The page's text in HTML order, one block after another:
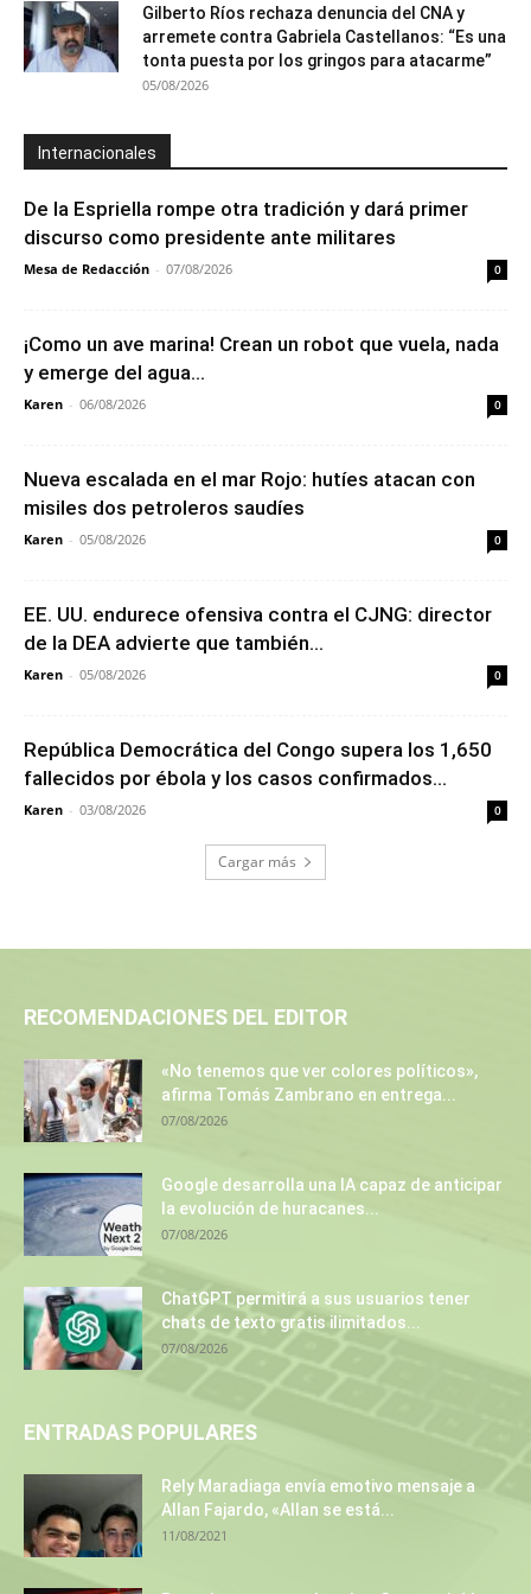
Gilberto Ríos rechaza denuncia del CNA y
arremete contra Gabriela Castellanos: “Es una
tonta puesta por los gringos para atacarme”
05/08/2026
Internacionales
De la Espriella rompe otra tradición y dará primer
discurso como presidente ante militares
Mesa de Redacción - 07/08/2026 0
¡Como un ave marina! Crean un robot que vuela, nada
y emerge del agua...
Karen - 06/08/2026 0
Nueva escalada en el mar Rojo: hutíes atacan con
misiles dos petroleros saudíes
Karen - 05/08/2026 0
EE. UU. endurece ofensiva contra el CJNG: director
de la DEA advierte que también...
Karen - 05/08/2026 0
República Democrática del Congo supera los 1,650
fallecidos por ébola y los casos confirmados...
Karen - 03/08/2026 0
Cargar más
RECOMENDACIONES DEL EDITOR
«No tenemos que ver colores políticos»,
afirma Tomás Zambrano en entrega...
07/08/2026
Google desarrolla una IA capaz de anticipar
la evolución de huracanes...
07/08/2026
ChatGPT permitirá a sus usuarios tener
chats de texto gratis ilimitados...
07/08/2026
ENTRADAS POPULARES
Rely Maradiaga envía emotivo mensaje a
Allan Fajardo, «Allan se está...
11/08/2021